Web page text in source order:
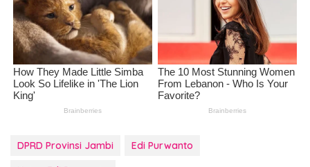
DPRD Provinsi Jambi
Edi Purwanto